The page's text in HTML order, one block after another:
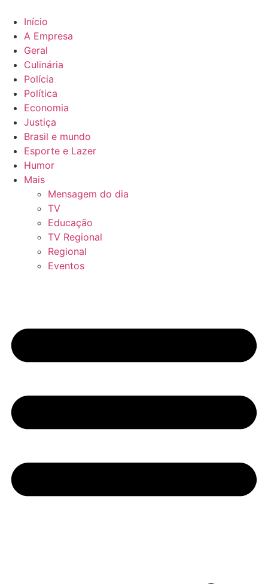
para
conteúdo
Início
A Empresa
Geral
Culinária
Polícia
Política
Economia
Justiça
Brasil e mundo
Esporte e Lazer
Humor
Mais
Mensagem do dia
TV
Educação
TV Regional
Regional
Eventos